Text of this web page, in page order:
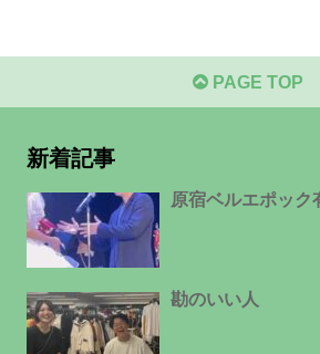
PAGE TOP
新着記事
原宿ベルエポック
勘のいい人